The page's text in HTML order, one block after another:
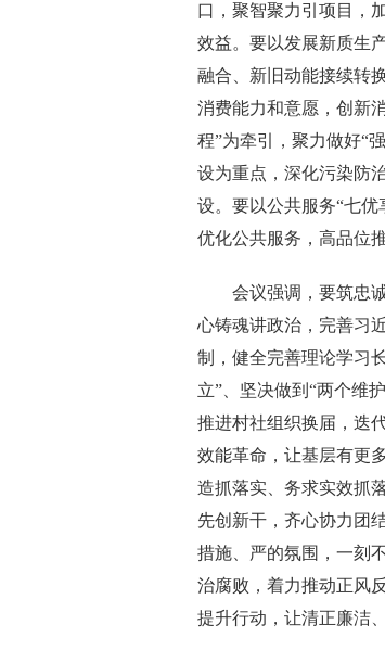
口，聚智聚力引项目，
效益。要以发展新质生
融合、新旧动能接续转
消费能力和意愿，创新
程”为牵引，聚力做好“
设为重点，深化污染防
设。要以公共服务“七
优化公共服务，高品位
会议强调，要筑忠诚
心铸魂讲政治，完善习
制，健全完善理论学习
立”、坚决做到“两个维
推进村社组织换届，迭
效能革命，让基层有更
造抓落实、务求实效抓
先创新干，齐心协力团
措施、严的氛围，一刻
治腐败，着力推动正风
提升行动，让清正廉洁